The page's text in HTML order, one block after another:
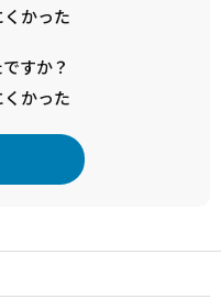
かった
すか？
かった